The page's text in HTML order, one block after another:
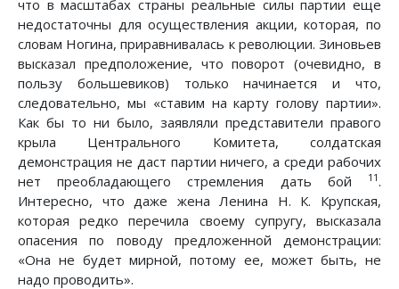
что в масштабах страны реальные силы партии еще
недостаточны для осуществления акции, которая, по
словам Ногина, приравнивалась к революции. Зиновьев
высказал предположение, что поворот (очевидно, в
пользу большевиков) только начинается и что,
следовательно, мы «ставим на карту голову партии».
Как бы то ни было, заявляли представители правого
крыла Центрального Комитета, солдатская
демонстрация не даст партии ничего, а среди рабочих
нет преобладающего стремления дать бой
11 .
Интересно, что даже жена Ленина Н. К. Крупская,
которая редко перечила своему супругу, высказала
опасения по поводу предложенной демонстрации:
«Она не будет мирной, потому ее, может быть, не
надо проводить».